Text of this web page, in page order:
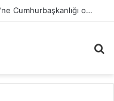
Erikli Atık Su Arıtma Tesisi Projesi’ne Cumhurbaşkanlığı onayı
...